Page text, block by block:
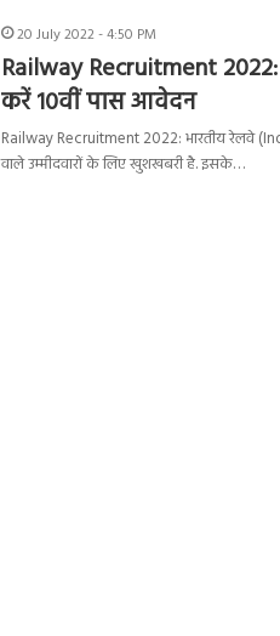
20 July 2022 - 4:50 PM
Railway Recruitment
करें 10वीं पास आवेदन
Railway Recruitment 2022: भारतीय रेलवे
वाले उम्मीदवारों के लिए खुशखबरी है. इसके…